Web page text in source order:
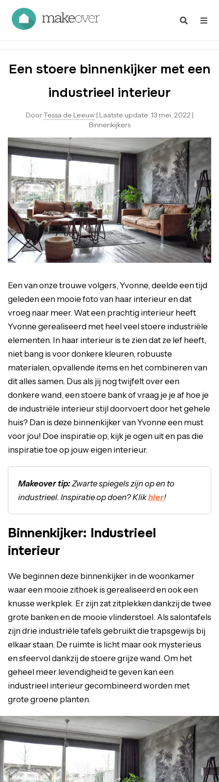
Een stoere binnenkijker met een
industrieel interieur
DoorTessa de Leeuw | Laatste update: 13 mei, 2022 |
Binnenkijkers
Een van onze trouwe volgers, Yvonne, deelde een tijd
geleden een mooie foto van haar interieur en dat
vroeg naar meer. Wat een prachtig interieur heeft
Yvonne gerealiseerd met heel veel stoere industriële
elementen. In haar interieur is te zien dat ze lef heeft,
niet bang is voor donkere kleuren, robuuste
materialen, opvallende items en het combineren van
dit alles samen. Dus als jij nog twijfelt over een
donkere wand, een stoere bank of vraag je je af hoe je
de industriële interieur stijl doorvoert door het gehele
huis? Dan is deze binnenkijker van Yvonne een must
voor jou! Doe inspiratie op, kijk je ogen uit en pas die
inspiratie toe op jouw eigen interieur.
Makeover tip:Zwarte spiegels zijn op en to
industrieel. Inspiratie op doen? Klikhier!
Binnenkijker: Industrieel
interieur
We beginnen deze binnenkijker in de woonkamer
waar een mooie zithoek is gerealiseerd en ook een
knusse werkplek. Er zijn zat zitplekken dankzij de twee
grote banken en de mooie vlinderstoel. Als salontafels
zijn drie industriële tafels gebruikt die trapsgewijs bij
elkaar staan. De ruimte is licht maar ook mysterieus
en sfeervol dankzij de stoere grijze wand. Om het
geheel meer levendigheid te geven kan een
industrieel interieur gecombineerd worden met
grote groene planten.